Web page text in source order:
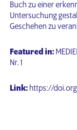
Buch zu einer
Untersuchung
Geschehen zu
Featured in:
Nr. 1
Link: https://